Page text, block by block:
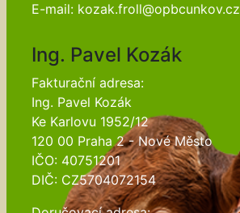
E-mail: kozak.froll@opbcunkov.cz
Ing. Pavel Kozák
Fakturační adresa:
Ing. Pavel Kozák
Ke Karlovu 1952/12
120 00 Praha 2 - Nové Město
IČO: 40751201
DIČ: CZ5704072154